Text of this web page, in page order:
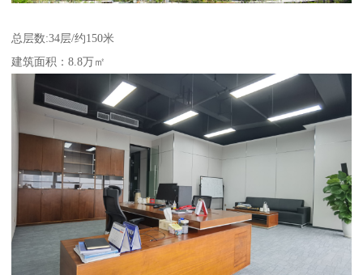
总层数:34层/约150米
建筑面积：8.8万㎡